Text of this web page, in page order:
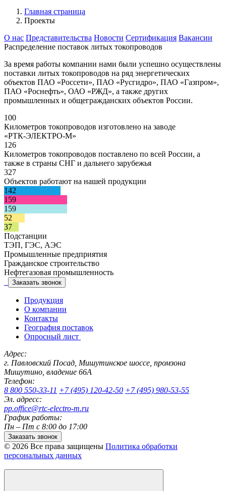
Главная страница
Проекты
О нас Представительства Новости Сертификация Вакансии
Распределение поставок литых токопроводов
За время работы компании нами были успешно осуществлены
поставки литых токопроводов на ряд энергетических
объектов ПАО «Россети», ПАО «Русгидро», ПАО «Газпром»,
ПАО «Роснефть», ОАО «РЖД», а также других
промышленных и общегражданских объектов России.
100
Километров токопроводов изготовлено на заводе
«РТК-ЭЛЕКТРО-М»
126
Километров токопроводов поставлено по всей России, а
также в страны СНГ и дальнего зарубежья
327
Объектов работают на нашей продукции
142
159
159
52
37
Подстанции
ТЭП, ГЭС, АЭС
Промышленные предприятия
Гражданское строительство
Нефтегазовая промышленность
Заказать звонок
Продукция
О компании
Контакты
География поставок
Опросный лист
Адрес:
г. Павловский Посад, Мишутинское шоссе, промзона
Мишутино, владение 66А
Телефон:
8 800 550-33-11 +7 (495) 120-42-50 +7 (495) 980-53-55
Эл. адресс:
pp.office@rtc-electro-m.ru
График работы:
Пн – Пт с 8:00 до 17:00
Заказать звонок
© 2026 Все права защищены Политика обработки
персональных данных